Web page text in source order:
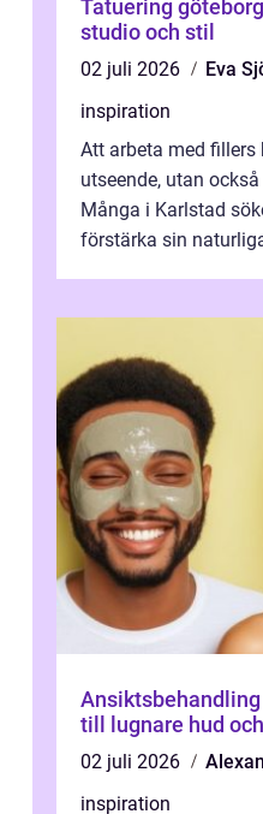
Tatuering göteborg så hittar du rätt
studio och stil
02 juli 2026
Eva
inspiration
Att arbeta med
utseende, utan
Många i Karlstad
förstärka sin
Ansiktsbehandling
till lugnare hud
02 juli 2026
inspiration